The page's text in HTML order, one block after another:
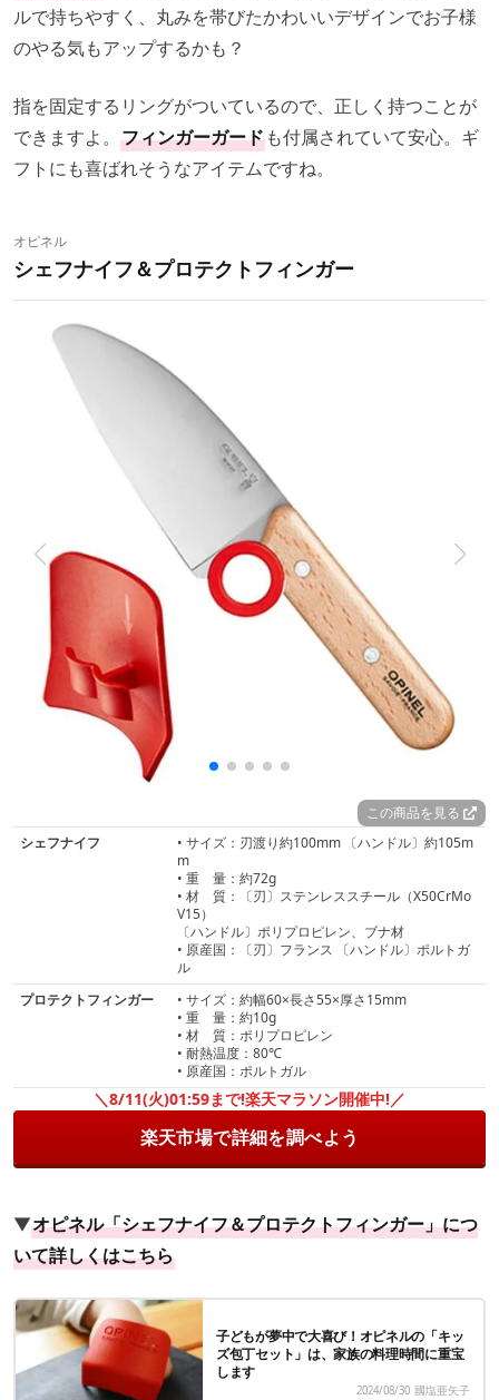
ルで持ちやすく、丸みを帯びたかわいいデザインでお子様
のやる気もアップするかも？
指を固定するリングがついているので、正しく持つことが
できますよ。 フィンガーガードも付属されていて安心。ギ
フトにも喜ばれそうなアイテムですね。
オピネル
シェフナイフ＆プロテクトフィンガー
この商品を見る
シェフナイフ
• サイズ：刃渡り約100mm 〔ハンドル〕約105m
m
• 重 量：約72g
• 材 質：〔刃〕ステンレススチール（X50CrMo
V15）
〔ハンドル〕ポリプロピレン、ブナ材
• 原産国：〔刃〕フランス 〔ハンドル〕ポルトガ
ル
プロテクトフィンガー
• サイズ：約幅60×長さ55×厚さ15mm
• 重 量：約10g
• 材 質：ポリプロピレン
• 耐熱温度：80℃
• 原産国：ポルトガル
＼8/11(火)01:59まで!楽天マラソン開催中!／
楽天市場で詳細を調べよう
▼オピネル「シェフナイフ＆プロテクトフィンガー」につ
いて詳しくはこちら
子どもが夢中で大喜び！オピネルの「キッ
ズ包丁セット」は、家族の料理時間に重宝
します
2024/08/30 國塩亜矢子